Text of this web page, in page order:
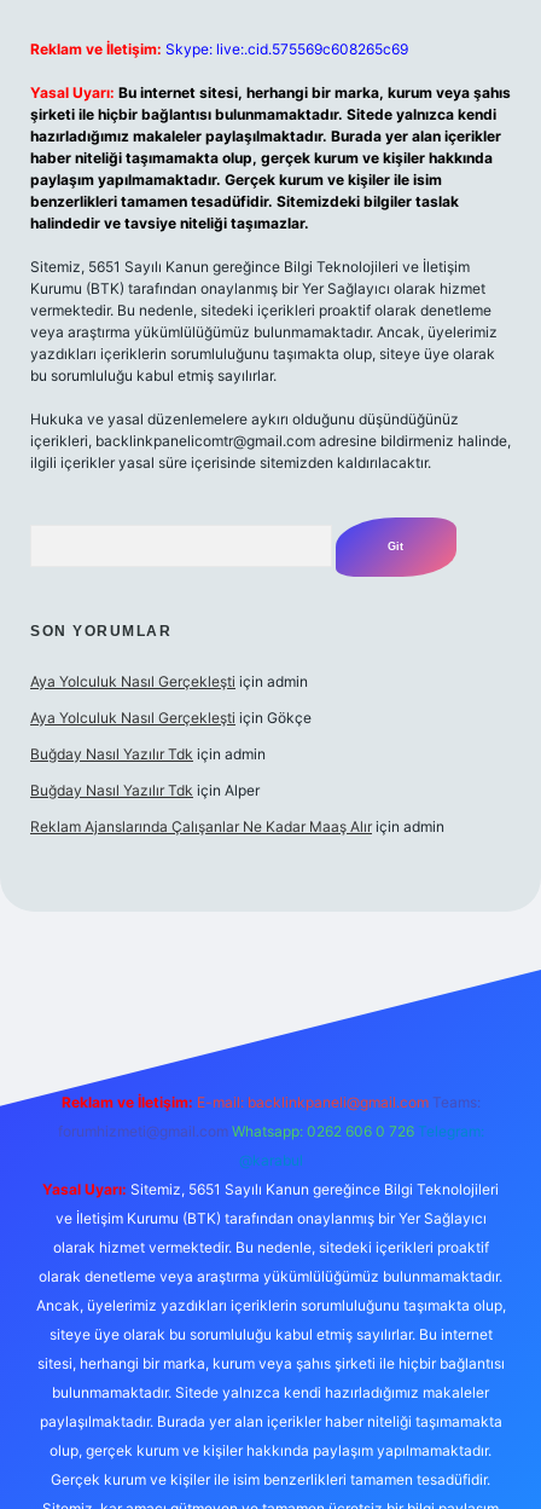
Reklam ve İletişim: Skype: live:.cid.575569c608265c69
Yasal Uyarı: Bu internet sitesi, herhangi bir marka, kurum veya şahıs
şirketi ile hiçbir bağlantısı bulunmamaktadır. Sitede yalnızca kendi
hazırladığımız makaleler paylaşılmaktadır. Burada yer alan içerikler
haber niteliği taşımamakta olup, gerçek kurum ve kişiler hakkında
paylaşım yapılmamaktadır. Gerçek kurum ve kişiler ile isim
benzerlikleri tamamen tesadüfidir. Sitemizdeki bilgiler taslak
halindedir ve tavsiye niteliği taşımazlar.
Sitemiz, 5651 Sayılı Kanun gereğince Bilgi Teknolojileri ve İletişim
Kurumu (BTK) tarafından onaylanmış bir Yer Sağlayıcı olarak hizmet
vermektedir. Bu nedenle, sitedeki içerikleri proaktif olarak denetleme
veya araştırma yükümlülüğümüz bulunmamaktadır. Ancak, üyelerimiz
yazdıkları içeriklerin sorumluluğunu taşımakta olup, siteye üye olarak
bu sorumluluğu kabul etmiş sayılırlar.
Hukuka ve yasal düzenlemelere aykırı olduğunu düşündüğünüz
içerikleri, backlinkpanelicomtr@gmail.com adresine bildirmeniz halinde,
ilgili içerikler yasal süre içerisinde sitemizden kaldırılacaktır.
SON YORUMLAR
Aya Yolculuk Nasıl Gerçekleşti için admin
Aya Yolculuk Nasıl Gerçekleşti için Gökçe
Buğday Nasıl Yazılır Tdk için admin
Buğday Nasıl Yazılır Tdk için Alper
Reklam Ajanslarında Çalışanlar Ne Kadar Maaş Alır için admin
Reklam ve İletişim: E-mail: backlinkpaneli@gmail.com Teams:
forumhizmeti@gmail.com Whatsapp: 0262 606 0 726 Telegram:
@karabul
Yasal Uyarı: Sitemiz, 5651 Sayılı Kanun gereğince Bilgi Teknolojileri
ve İletişim Kurumu (BTK) tarafından onaylanmış bir Yer Sağlayıcı
olarak hizmet vermektedir. Bu nedenle, sitedeki içerikleri proaktif
olarak denetleme veya araştırma yükümlülüğümüz bulunmamaktadır.
Ancak, üyelerimiz yazdıkları içeriklerin sorumluluğunu taşımakta olup,
siteye üye olarak bu sorumluluğu kabul etmiş sayılırlar. Bu internet
sitesi, herhangi bir marka, kurum veya şahıs şirketi ile hiçbir bağlantısı
bulunmamaktadır. Sitede yalnızca kendi hazırladığımız makaleler
paylaşılmaktadır. Burada yer alan içerikler haber niteliği taşımamakta
olup, gerçek kurum ve kişiler hakkında paylaşım yapılmamaktadır.
Gerçek kurum ve kişiler ile isim benzerlikleri tamamen tesadüfidir.